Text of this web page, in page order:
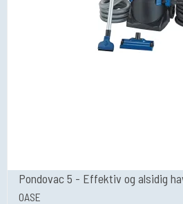
Pondovac 5 - Effektiv og alsidig
OASE